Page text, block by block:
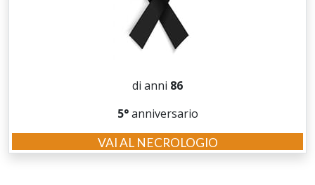
di anni 86
5°anniversario
VAI AL NECROLOGIO